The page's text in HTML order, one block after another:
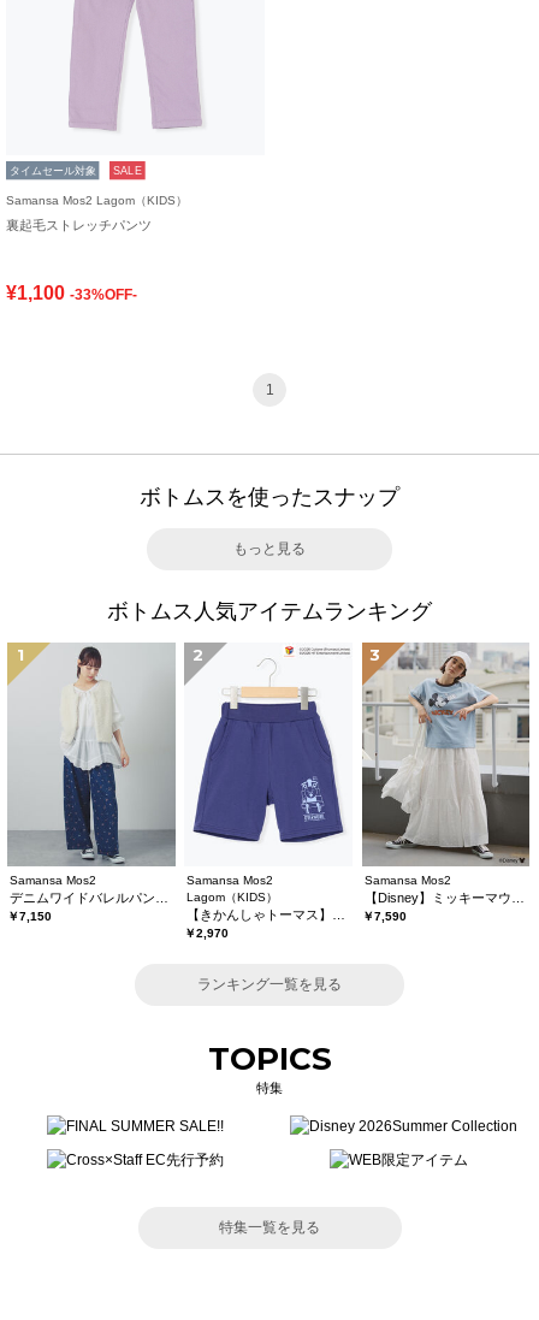
タイムセール対象 SALE
Samansa Mos2 Lagom（KIDS）
裏起毛ストレッチパンツ
¥1,100 -33%OFF-
1
ボトムスを使ったスナップ
もっと見る
ボトムス人気アイテムランキング
1
Samansa Mos2
￥7,150
2
Samansa Mos2
Lagom（KIDS）
￥2,970
3
Samansa Mos2
￥7,590
ランキング一覧を見る
TOPICS
特集
特集一覧を見る